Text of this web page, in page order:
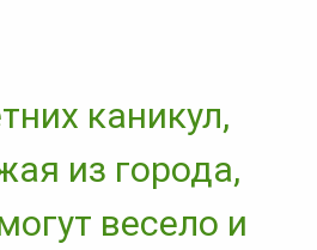
каникул,
из города,
весело и